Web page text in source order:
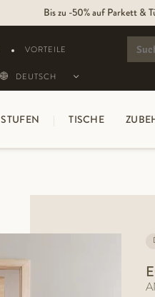
Bis zu -50% auf Parkett &
VORTEILE FOR:
DEUTSCH
STUFEN TISCHE